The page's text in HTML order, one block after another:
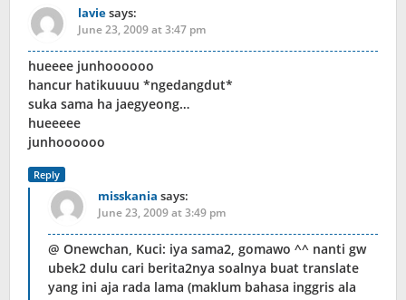
laviesays:
June 23, 2009 at 3:47 pm
hueeee junhoooooo
hancur hatikuuuu *ngedangdut*
suka sama ha jaegyeong…
hueeeee
junhoooooo
Reply
misskania says:
June 23, 2009 at 3:49 pm
@ Onewchan, Kuci: iya sama2, gomawo ^^ nanti gw
ubek2 dulu cari berita2nya soalnya buat translate
yang ini aja rada lama (maklum bahasa inggris ala